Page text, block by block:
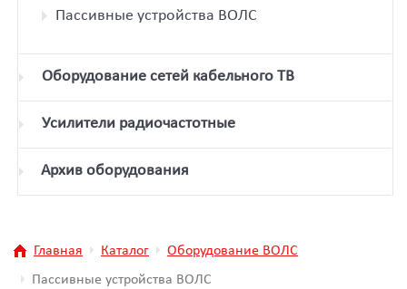
Пассивные устройства ВОЛС
Оборудование сетей кабельного ТВ
Усилители радиочастотные
Архив оборудования
Главная Каталог
Оборудование ВОЛС
Пассивные устройства ВОЛС